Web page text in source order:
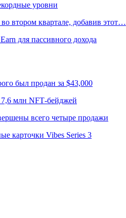
уровни
втором квартале, добавив этот…
для пассивного дохода
был продан за $43,000
млн NFT‑бейджей
всего четыре продажи
карточки Vibes Series 3